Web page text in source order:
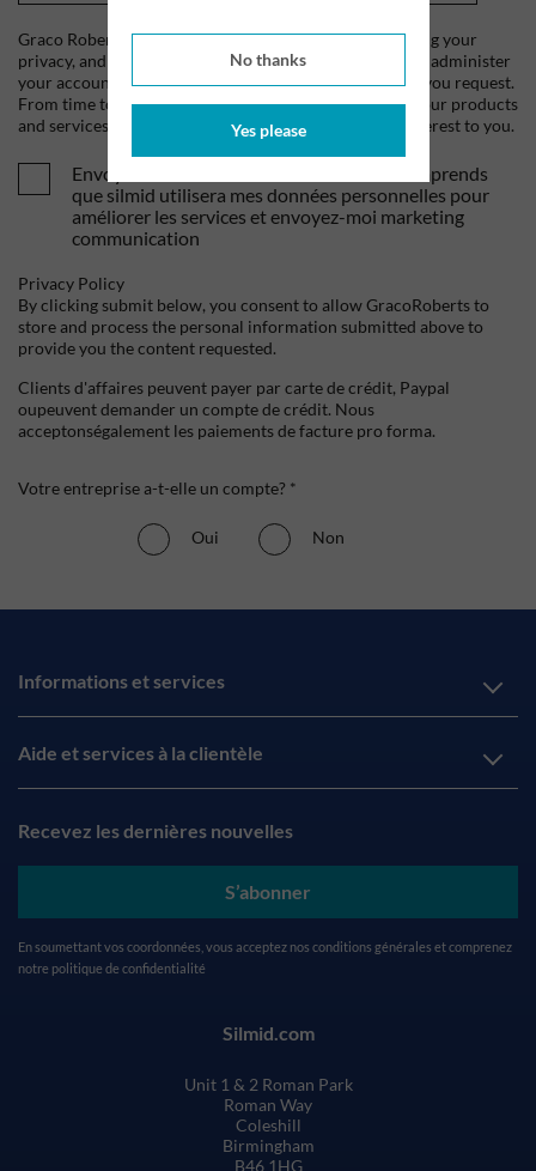
No thanks
Yes please
Graco Roberts is committed to protecting and respecting your
privacy, and we'll only use your personal information to administer
your account and to provide the products and services you request.
From time to time, we would like to contact you about our products
and services, as well as other content that may be of interest to you.
Envoyez-moi vos offres et actualités. Je comprends
que silmid utilisera mes données personnelles pour
améliorer les services et envoyez-moi marketing
communication
Privacy Policy
By clicking submit below, you consent to allow GracoRoberts to
store and process the personal information submitted above to
provide you the content requested.
Clients d'affaires peuvent payer par carte de crédit, Paypal
oupeuvent demander un compte de crédit. Nous
acceptonségalement les paiements de facture pro forma.
Votre entreprise a-t-elle un compte? *
Oui Non
Informations et services
Aide et services à la clientèle
Recevez les dernières nouvelles
S’abonner
En soumettant vos coordonnées, vous acceptez nos conditions générales et comprenez
notre politique de confidentialité
Silmid.com
Unit 1 & 2 Roman Park
Roman Way
Coleshill
Birmingham
B46 1HG